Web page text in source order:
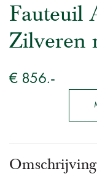
Fauteuil
Zilveren
€ 856.-
Omschrijving